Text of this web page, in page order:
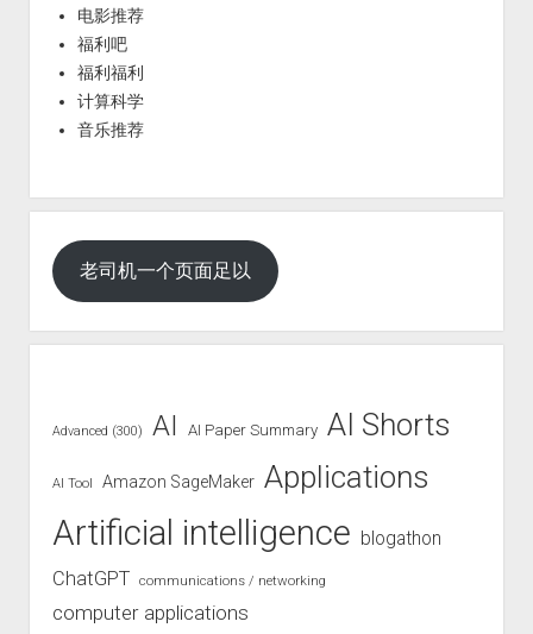
电影推荐
福利吧
福利福利
计算科学
音乐推荐
老司机一个页面足以
Advanced (300) AI AI Paper Summary AI Shorts
AI Tool Amazon SageMaker Applications
Artificial intelligence blogathon
ChatGPT communications / networking
computer applications